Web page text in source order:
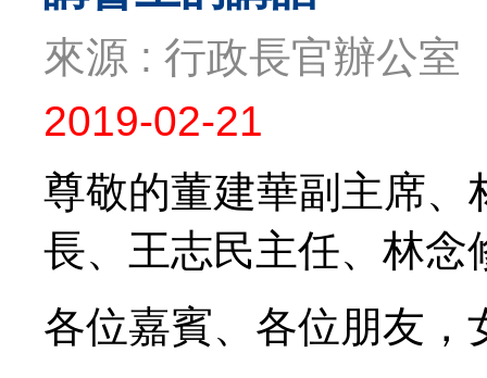
來源 : 行政長官辦公室
2019-02-21
尊敬的董建華副主席
長、王志民主任、林念
各位嘉賓、各位朋友，